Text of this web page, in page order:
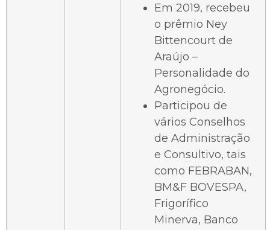
Em 2019, recebeu
o prêmio Ney
Bittencourt de
Araújo –
Personalidade do
Agronegócio.
Participou de
vários Conselhos
de Administração
e Consultivo, tais
como FEBRABAN,
BM&F BOVESPA,
Frigorífico
Minerva, Banco